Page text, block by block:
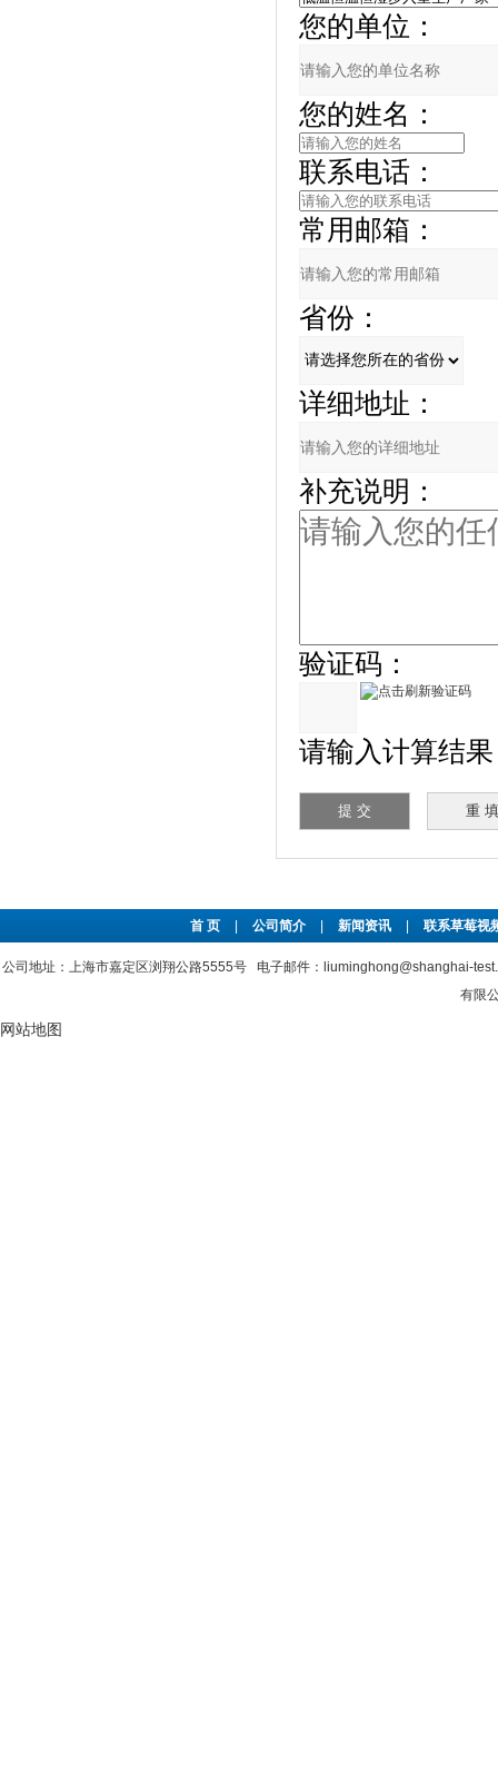
您的单位：
您的姓名：
联系电话：
常用邮箱：
省份：
详细地址：
补充说明：
验证码：
请输入计算结果
首 页 公司简介 新闻资讯 联系草莓视
公司地址：上海市嘉定区浏翔公路5555号 电子邮件：liuminghong@shanghai-
有限
网站地图